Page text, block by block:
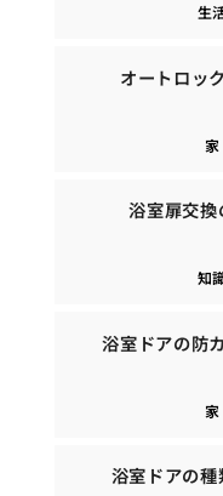
生
オートロッ
家
浴室扉交
知
浴室ドアの防
家
浴室ドアの